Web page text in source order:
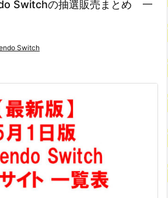
Switchの抽選販売まとめ 一
Switch